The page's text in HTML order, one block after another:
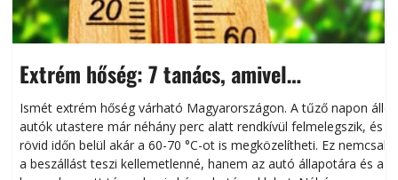
Extrém hőség: 7 tanács, amivel
megóvhatjuk autónkat a nyári károktól
Ismét extrém hőség várható Magyarországon. A tűző napon álló
autók utastere már néhány perc alatt rendkívül felmelegszik, és
rövid időn belül akár a 60-70 °C-ot is megközelítheti. Ez nemcsak
a beszállást teszi kellemetlenné, hanem az autó állapotára és a